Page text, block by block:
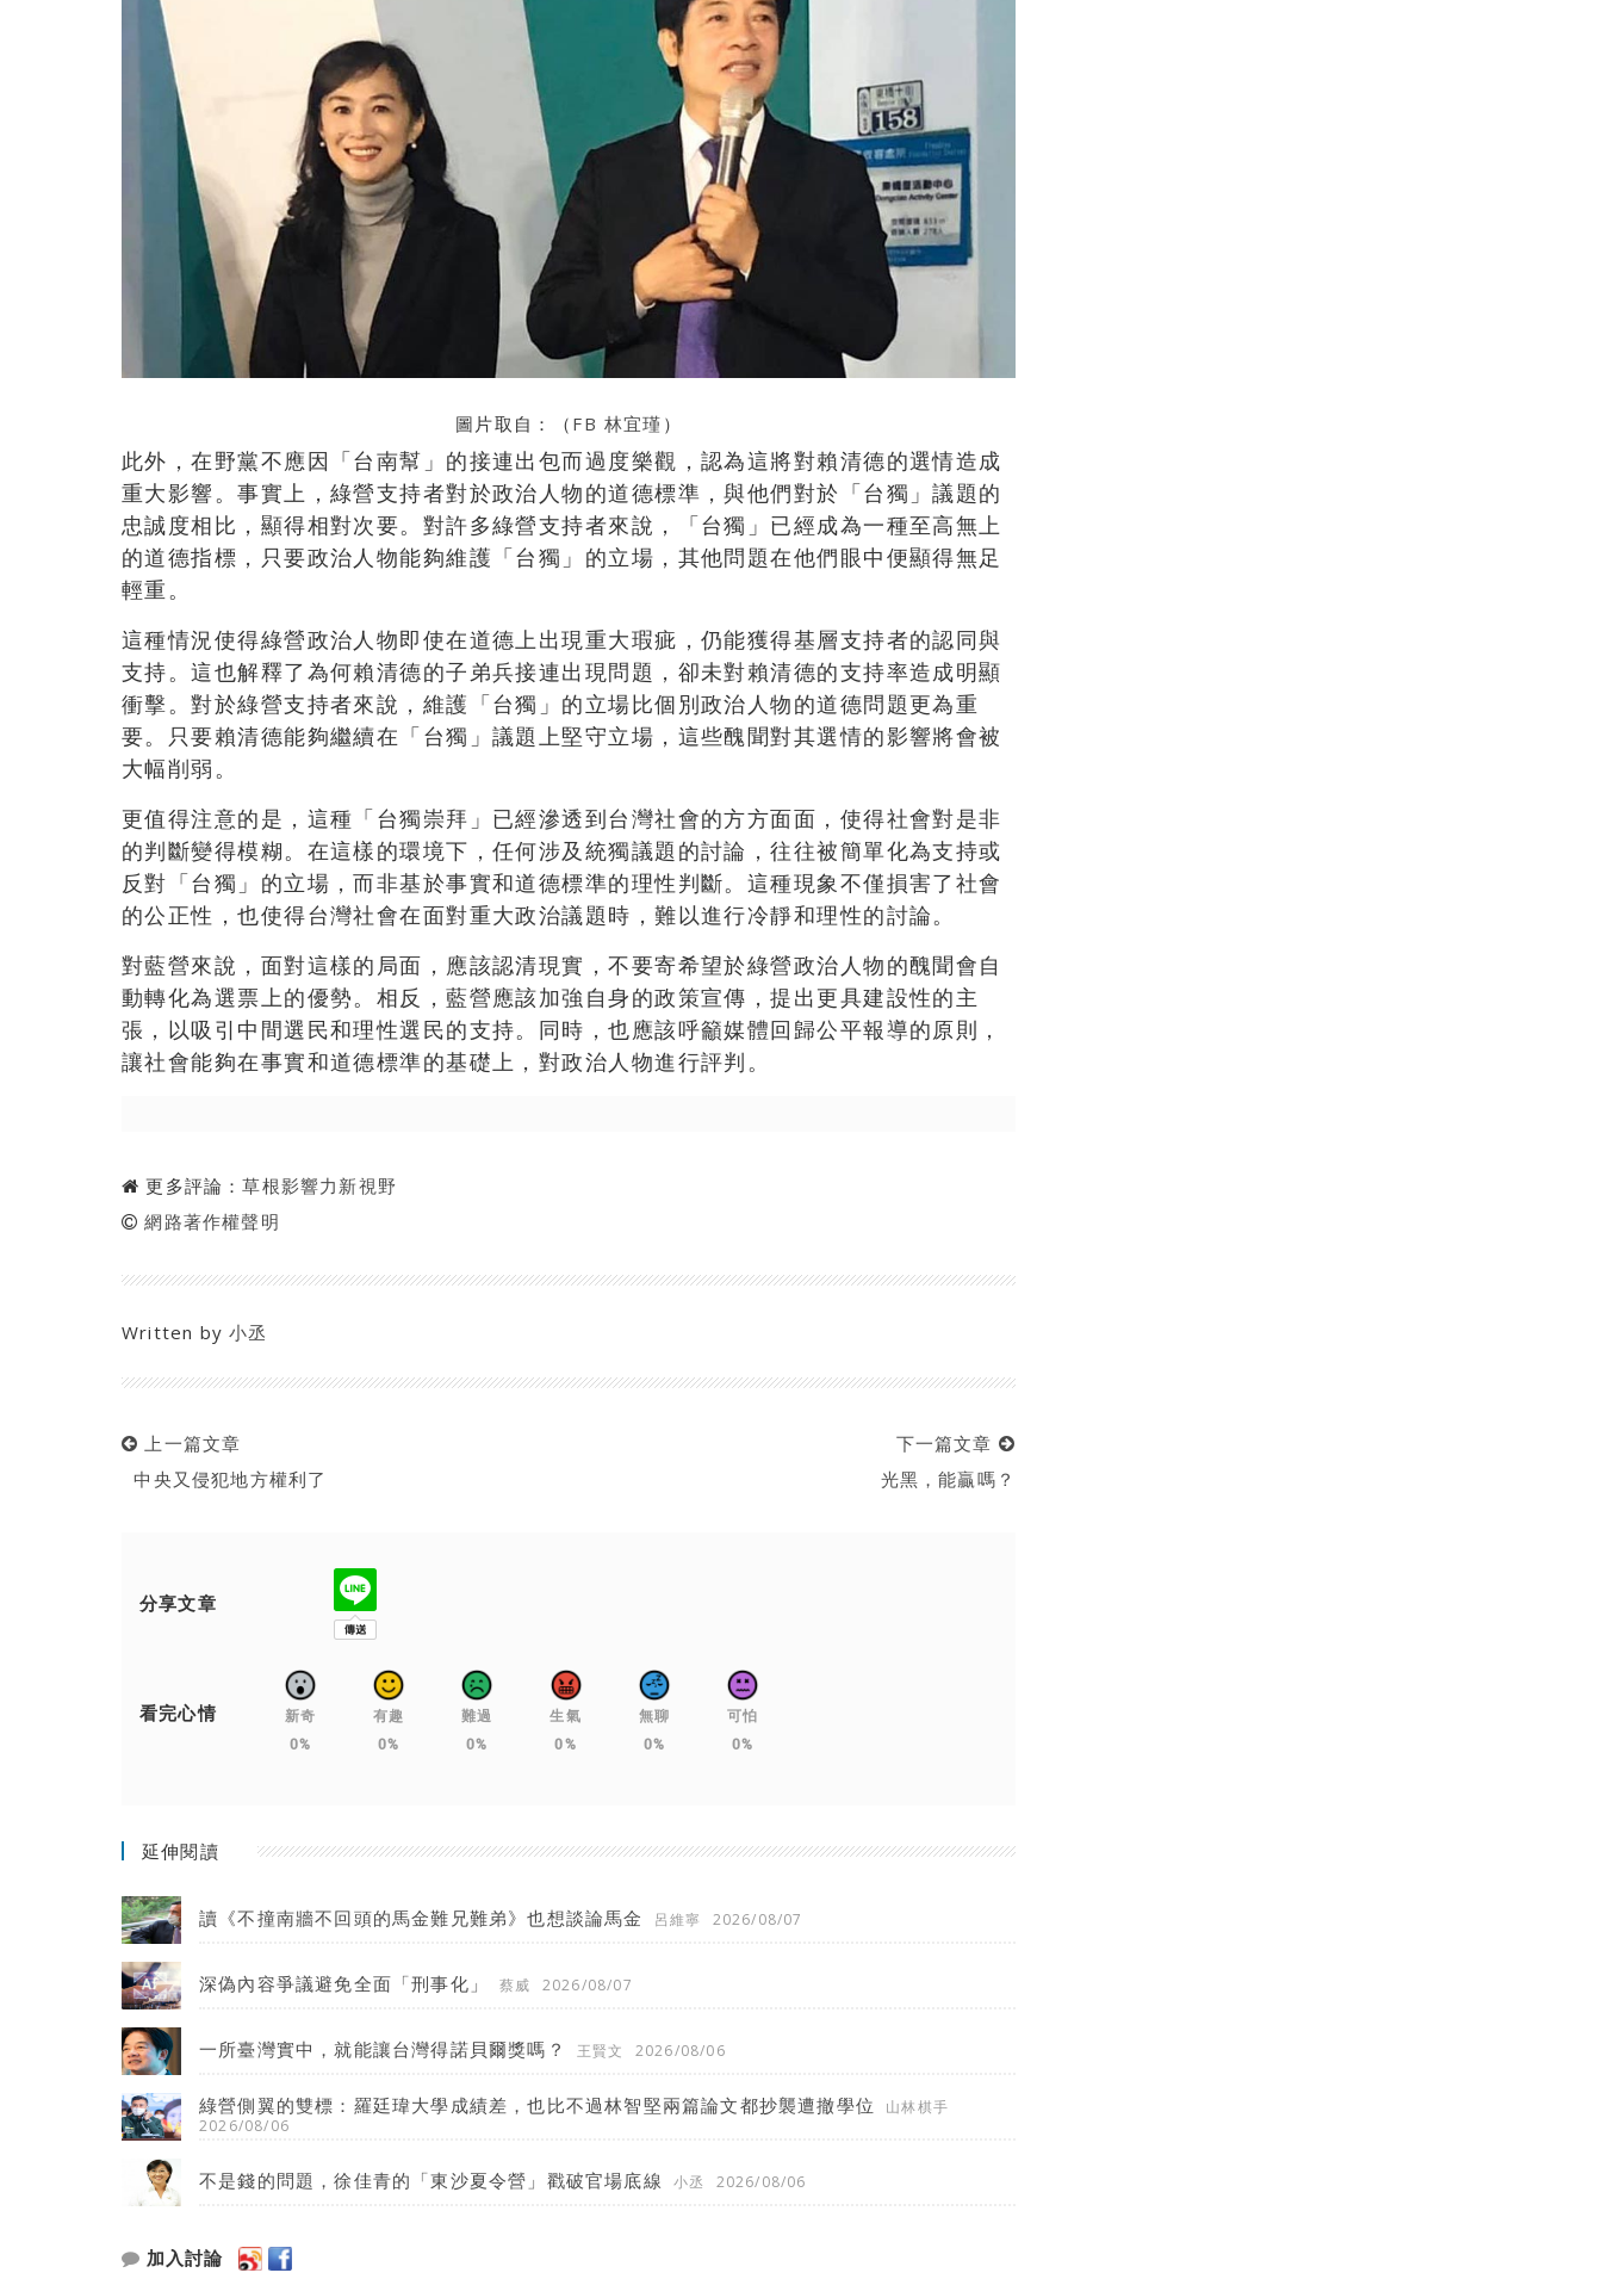
圖片取自：（ FB 林宜瑾 ）
此外，在野黨不應因「台南幫」的接連出包而過度樂觀，認為這將對賴清德的選情造成
重大影響。事實上，綠營支持者對於政治人物的道德標準，與他們對於「台獨」議題的
忠誠度相比，顯得相對次要。對許多綠營支持者來說，「台獨」已經成為一種至高無上
的道德指標，只要政治人物能夠維護「台獨」的立場，其他問題在他們眼中便顯得無足
輕重。
這種情況使得綠營政治人物即使在道德上出現重大瑕疵，仍能獲得基層支持者的認同與
支持。這也解釋了為何賴清德的子弟兵接連出現問題，卻未對賴清德的支持率造成明顯
衝擊。對於綠營支持者來說，維護「台獨」的立場比個別政治人物的道德問題更為重
要。只要賴清德能夠繼續在「台獨」議題上堅守立場，這些醜聞對其選情的影響將會被
大幅削弱。
更值得注意的是，這種「台獨崇拜」已經滲透到台灣社會的方方面面，使得社會對是非
的判斷變得模糊。在這樣的環境下，任何涉及統獨議題的討論，往往被簡單化為支持或
反對「台獨」的立場，而非基於事實和道德標準的理性判斷。這種現象不僅損害了社會
的公正性，也使得台灣社會在面對重大政治議題時，難以進行冷靜和理性的討論。
對藍營來說，面對這樣的局面，應該認清現實，不要寄希望於綠營政治人物的醜聞會自
動轉化為選票上的優勢。相反，藍營應該加強自身的政策宣傳，提出更具建設性的主
張，以吸引中間選民和理性選民的支持。同時，也應該呼籲媒體回歸公平報導的原則，
讓社會能夠在事實和道德標準的基礎上，對政治人物進行評判。
更多評論：草根影響力新視野
網路著作權聲明
Written by小丞
上一篇文章
中央又侵犯地方權利了
下一篇文章
光黑，能贏嗎？
分享文章
看完心情
新奇
0%
有趣
0%
難過
0%
生氣
0%
無聊
0%
可怕
0%
延伸閱讀
讀《不撞南牆不回頭的馬金難兄難弟》也想談論馬金 呂維寧 2026/08/07
深偽內容爭議避免全面「刑事化」 蔡威 2026/08/07
一所臺灣實中，就能讓台灣得諾貝爾獎嗎？ 王賢文 2026/08/06
綠營側翼的雙標：羅廷瑋大學成績差，也比不過林智堅兩篇論文都抄襲遭撤學位
山林棋手
2026/08/06
不是錢的問題，徐佳青的「東沙夏令營」戳破官場底線 小丞 2026/08/06
加入討論